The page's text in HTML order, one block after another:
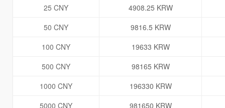
25 CNY
4908.25 KRW
50 CNY
9816.5 KRW
100 CNY
19633 KRW
500 CNY
98165 KRW
1000 CNY
196330 KRW
5000 CNY
981650 KRW